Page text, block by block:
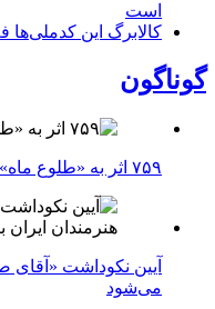
است
کالابرگ این کدملی‌ها
گوناگون
۷۵۹ اثر به «طلوع ماه» رسید
آیین نکوداشت «آقای
می‌شود